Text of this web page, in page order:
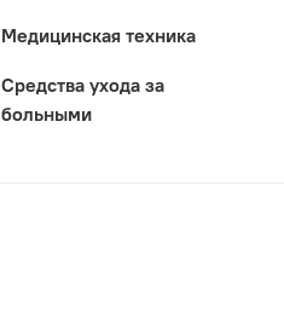
Медицинская техника
Средства ухода за
больными